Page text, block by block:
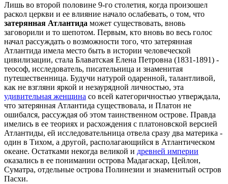
Лишь во второй половине 9-го столетия, когда произошел
раскол церкви и ее влияние начало ослабевать, о том, что
затерянная Атлантида может существовать, вновь
заговорили и то шепотом. Первым, кто вновь во весь голос
начал рассуждать о возможности того, что затерянная
Атлантида имела место быть в истории человеческой
цивилизации, стала Блаватская Елена Петровна (1831-1891) -
теософ, исследователь, писательница и знаменитая
путешественница. Будучи натурой одаренной, талантливой,
как не взгляни яркой и незаурядной личностью, эта
удивительная женщина со всей категоричностью утверждала,
что затерянная Атлантида существовала, и Платон не
ошибался, рассуждая об этом таинственном острове. Правда
имелись в ее теориях и расхождения с платоновской версией
Атлантиды, ей исследовательница отвела сразу два материка -
один в Тихом, а другой, располагающийся в Атлантическом
океане. Остатками некогда великой и древней империи
оказались в ее понимании острова Мадагаскар, Цейлон,
Суматра, отдельные острова Полинезии и знаменитый остров
Пасхи.